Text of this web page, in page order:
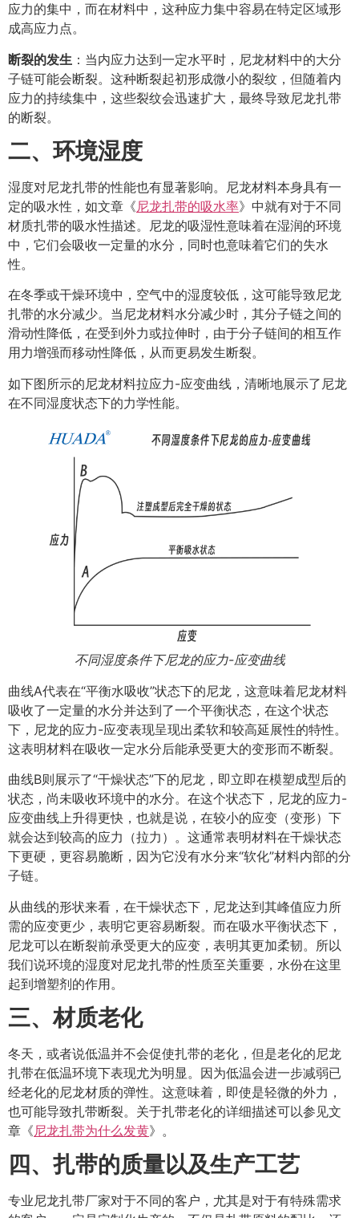
应力的集中，而在材料中，这种应力集中容易在特定区域形
成高应力点。
断裂的发生 ：当内应力达到一定水平时，尼龙材料中的大分
子链可能会断裂。这种断裂起初形成微小的裂纹，但随着内
应力的持续集中，这些裂纹会迅速扩大，最终导致尼龙扎带
的断裂。
二、环境湿度
湿度对尼龙扎带的性能也有显著影响。尼龙材料本身具有一
定的吸水性，如文章《尼龙扎带的吸水率》中就有对于不同
材质扎带的吸水性描述。尼龙的吸湿性意味着在湿润的环境
中，它们会吸收一定量的水分，同时也意味着它们的失水
性。
在冬季或干燥环境中，空气中的湿度较低，这可能导致尼龙
扎带的水分减少。当尼龙材料水分减少时，其分子链之间的
滑动性降低，在受到外力或拉伸时，由于分子链间的相互作
用力增强而移动性降低，从而更易发生断裂。
如下图所示的尼龙材料拉应力-应变曲线，清晰地展示了尼龙
在不同湿度状态下的力学性能。
不同湿度条件下尼龙的应力-应变曲线
曲线A代表在“平衡水吸收”状态下的尼龙，这意味着尼龙材料
吸收了一定量的水分并达到了一个平衡状态，在这个状态
下，尼龙的应力-应变表现呈现出柔软和较高延展性的特性。
这表明材料在吸收一定水分后能承受更大的变形而不断裂。
曲线B则展示了“干燥状态”下的尼龙，即立即在模塑成型后的
状态，尚未吸收环境中的水分。在这个状态下，尼龙的应力-
应变曲线上升得更快，也就是说，在较小的应变（变形）下
就会达到较高的应力（拉力）。这通常表明材料在干燥状态
下更硬，更容易脆断，因为它没有水分来“软化”材料内部的分
子链。
从曲线的形状来看，在干燥状态下，尼龙达到其峰值应力所
需的应变更少，表明它更容易断裂。而在吸水平衡状态下，
尼龙可以在断裂前承受更大的应变，表明其更加柔韧。所以
我们说环境的湿度对尼龙扎带的性质至关重要，水份在这里
起到增塑剂的作用。
三、材质老化
冬天，或者说低温并不会促使扎带的老化，但是老化的尼龙
扎带在低温环境下表现尤为明显。因为低温会进一步减弱已
经老化的尼龙材质的弹性。这意味着，即使是轻微的外力，
也可能导致扎带断裂。关于扎带老化的详细描述可以参见文
章《尼龙扎带为什么发黄》。
四、扎带的质量以及生产工艺
专业尼龙扎带厂家对于不同的客户，尤其是对于有特殊需求